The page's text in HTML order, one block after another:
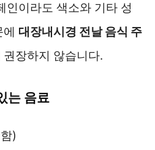
인이라도 색소와 기타 성
에 대장내시경 전날 음식 주
장하지 않습니다.
는 음료
)